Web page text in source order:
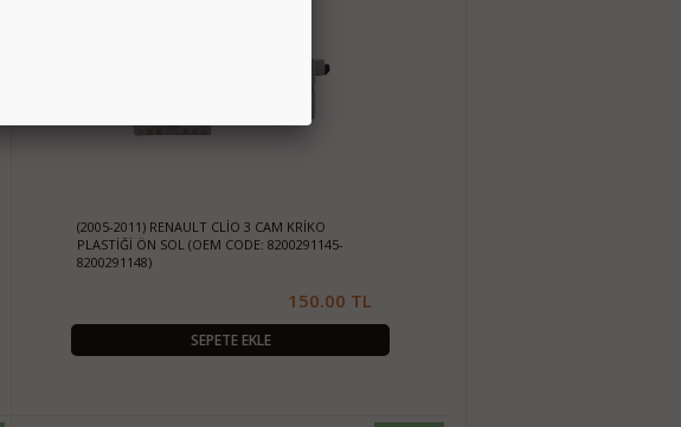
(2005-2011) RENAULT CLİO 3 CAM KRİKO
PLASTİĞİ ÖN SOL (OEM CODE: 8200291145-
8200291148)
150.00 TL
SEPETE EKLE